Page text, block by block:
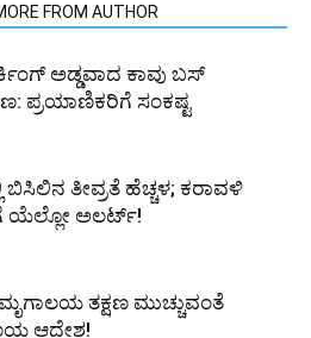
FROM AUTHOR
ಅಡ್ಡವಾದ ಕಾವು ಬಸ್
ಪ್ರಯಾಣಿಕರಿಗೆ ಸಂಕಷ್ಟ
ಬಿಸಿಲಿನ ತೀವ್ರತೆ ಹೆಚ್ಚಳ; ಕರಾವಳಿ
ಯೆಲ್ಲೋ ಅಲರ್ಟ್!
ತಕ್ಷಣ ಮುಚ್ಚುವಂತೆ
ಆದೇಶ!